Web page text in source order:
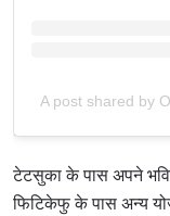
A post shared by
टेटसुका के पास अपने
फिटिकेफु के पास अन्य